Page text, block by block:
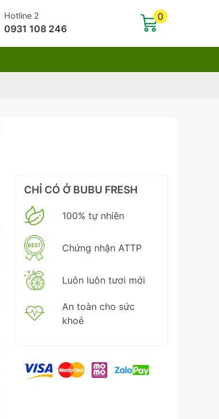
Hotline 2
0931 108 246
0
CHỈ CÓ Ở BUBU FRESH
100% tự nhiên
Chứng nhận ATTP
Luôn luôn tươi mới
An toàn cho sức
khoẻ